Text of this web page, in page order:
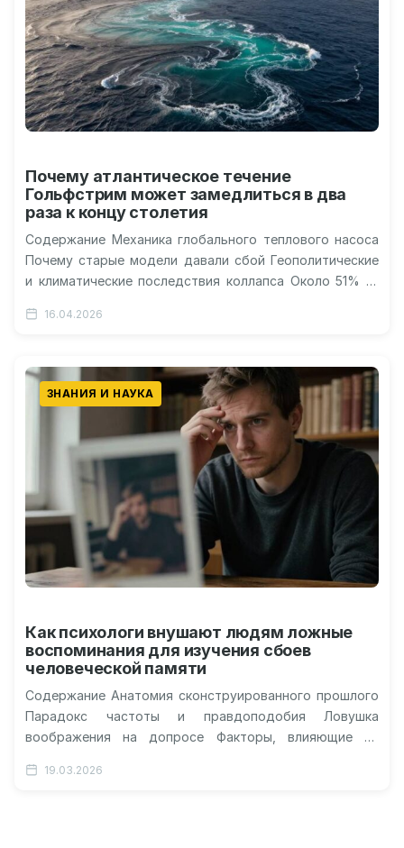
Почему атлантическое течение
Гольфстрим может замедлиться в два
раза к концу столетия
Содержание Механика глобального теплового насоса
Почему старые модели давали сбой Геополитические
и климатические последствия коллапса Около 51% —
меридиональная…
16.04.2026
ЗНАНИЯ И НАУКА
Как психологи внушают людям ложные
воспоминания для изучения сбоев
человеческой памяти
Содержание Анатомия сконструированного прошлого
Парадокс частоты и правдоподобия Ловушка
воображения на допросе Факторы, влияющие на
Около 52 процентов людей…
19.03.2026